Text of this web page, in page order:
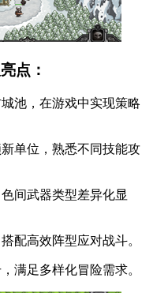
点：
池，在游戏中实现策略
单位，熟悉不同技能攻
间武器类型差异化显
配高效阵型应对战斗。
满足多样化冒险需求。